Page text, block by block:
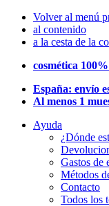
Volver al menú
al contenido
a la cesta de la
cosmética
España: envío
Al menos 1
Ayuda
¿Dónde
Gastos de
Métodos
Contacto
Todos los